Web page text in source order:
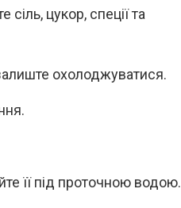
цукор, спеції та
охолоджуватися.
її під проточною водою.